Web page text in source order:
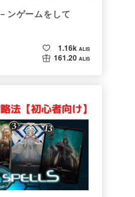
ンゲームをして
1.16k ALIS
161.20 ALIS